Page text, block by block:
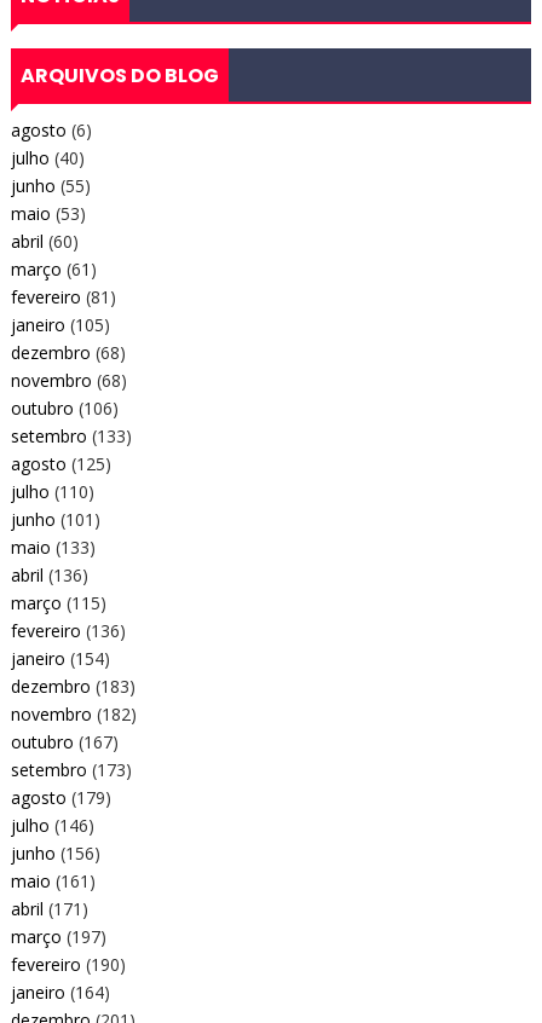
ARQUIVOS DO BLOG
agosto (6)
julho (40)
junho (55)
maio (53)
abril (60)
março (61)
fevereiro (81)
janeiro (105)
dezembro (68)
novembro (68)
outubro (106)
setembro (133)
agosto (125)
julho (110)
junho (101)
maio (133)
abril (136)
março (115)
fevereiro (136)
janeiro (154)
dezembro (183)
novembro (182)
outubro (167)
setembro (173)
agosto (179)
julho (146)
junho (156)
maio (161)
abril (171)
março (197)
fevereiro (190)
janeiro (164)